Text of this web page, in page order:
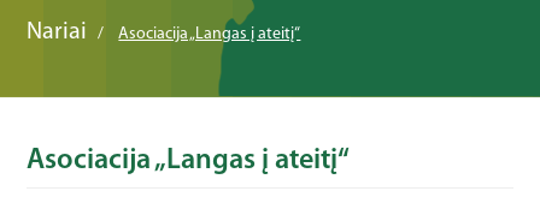
Nariai Asociacija „Langas į ateitį“
Asociacija „Langas į ateitį“